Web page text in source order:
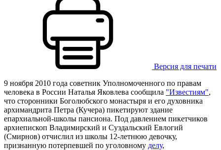
Версия для печати
9 ноября 2010 года советник Уполномоченного по правам
человека в России Наталья Яковлева сообщила "Известиям",
что сторонники Боголюбского монастыря и его духовника
архимандрита Петра (Кучера) пикетируют здание
епархиальной-школы пансиона. Под давлением пикетчиков
архиепископ Владимирский и Суздальский Евлогий
(Смирнов) отчислил из школы 12-летнюю девочку,
признанную потерпевшей по уголовному делу,